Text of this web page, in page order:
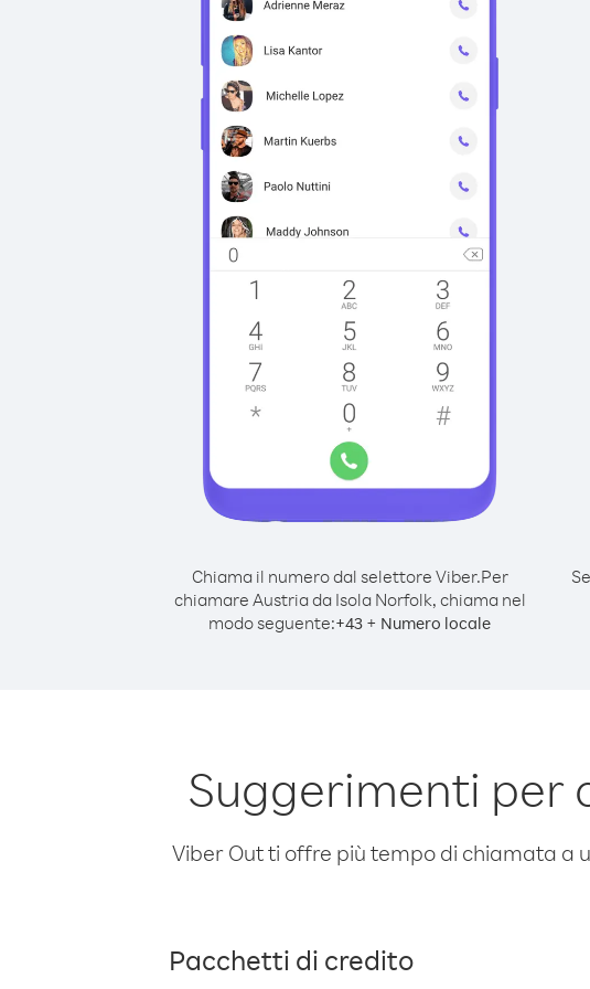
Chiama il numero dal selettore Viber.Per
chiamare Austria da Isola Norfolk, chiama nel
modo seguente:+43 + Numero locale
Suggerimenti per
Viber Out ti offre più tempo di chiamata a
Pacchetti di credito